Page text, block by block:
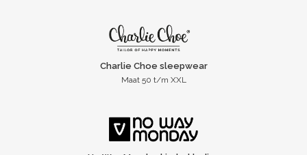
Charlie Choe sleepwear
Maat 50 t/m XXL